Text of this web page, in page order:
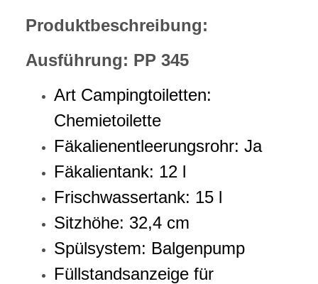
Produktbeschreibung:
Ausführung: PP 345
Art Campingtoiletten:
Chemietoilette
Fäkalienentleerungsrohr: Ja
Fäkalientank: 12 l
Frischwassertank: 15 l
Sitzhöhe: 32,4 cm
Spülsystem: Balgenpump
Füllstandsanzeige für